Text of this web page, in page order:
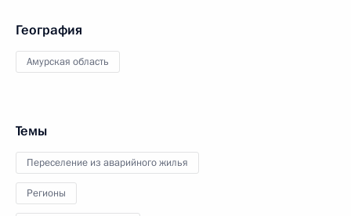
География
Амурская область
Темы
Переселение из аварийного жилья
Регионы